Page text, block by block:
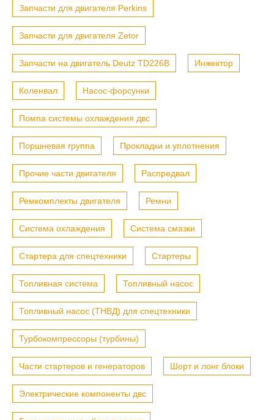
Запчасти для двигателя Perkins
Запчасти для двигателя Zetor
Запчасти на двигатель Deutz TD226B Инжектор
Коленвал Насос-форсунки
Помпа системы охлаждения двс
Поршневая группа Прокладки и уплотнения
Прочие части двигателя Распредвал
Ремкомплекты двигателя Ремни
Система охлаждения Система смазки
Стартера для спецтехники Стартеры
Топливная система Топливный насос
Топливный насос (ТНВД) для спецтехники
Турбокомпрессоры (турбины)
Части стартеров и генераторов Шорт и лонг блоки
Электрические компоненты двс